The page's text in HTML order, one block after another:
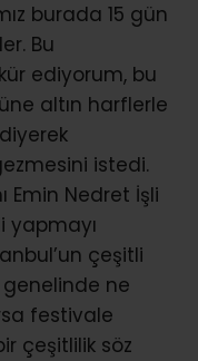
burada 15 gün
Bu
ediyorum, bu
altın harflerle
istedi.
Emin Nedret İşli
yapmayı
çeşitli
ne
festivale
çeşitlilik söz